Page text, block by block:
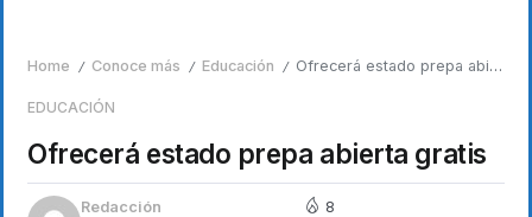
Home / Conoce más / Educación / Ofrecerá estado prepa abierta gratis
EDUCACIÓN
Ofrecerá estado prepa abierta gratis
Redacción
8